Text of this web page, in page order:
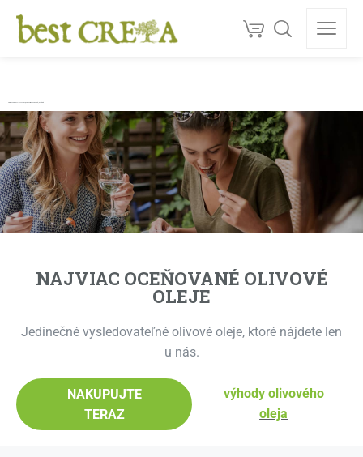
Kvalita z Kréty
NAJVIAC OCEŇOVANÉ OLIVOVÉ
OLEJE
Jedinečné vysledovateľné olivové oleje, ktoré nájdete len
u nás.
NAKUPUJTE
TERAZ
výhody olivového
oleja